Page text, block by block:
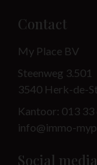
Contact
My Place BV
Steenweg 3.501
3540 Herk-de-
Kantoor: 013 33
info@immo-
Social media